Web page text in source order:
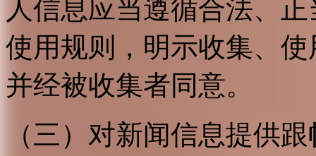
人信息应当遵循合法、
使用规则，明示收集、
并经被收集者同意。
（三）对新闻信息提供